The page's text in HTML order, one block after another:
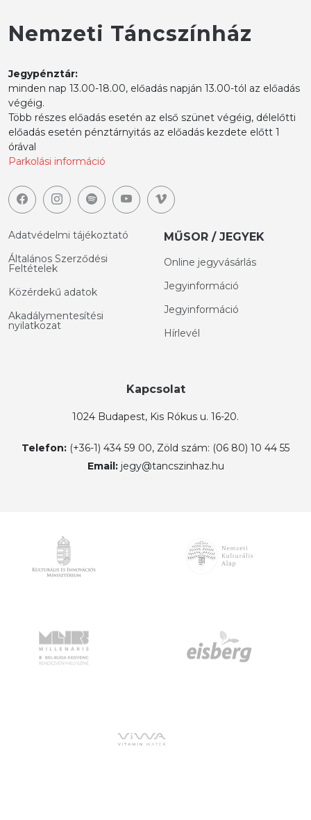
Nemzeti Táncszínház
Jegypénztár:
minden nap 13.00-18.00, előadás napján 13.00-tól az előadás
végéig.
Több részes előadás esetén az első szünet végéig, délelőtti
előadás esetén pénztárnyitás az előadás kezdete előtt 1
órával
Parkolási információ
Adatvédelmi tájékoztató
Általános Szerződési
Feltételek
Közérdekű adatok
Akadálymentesítési
nyilatkozat
MŰSOR / JEGYEK
Online jegyvásárlás
Jegyinformáció
Jegyinformáció
Hírlevél
Kapcsolat
1024 Budapest, Kis Rókus u. 16-20.
Telefon: (+36-1) 434 59 00, Zöld szám: (06 80) 10 44 55
Email: jegy@tancszinhaz.hu